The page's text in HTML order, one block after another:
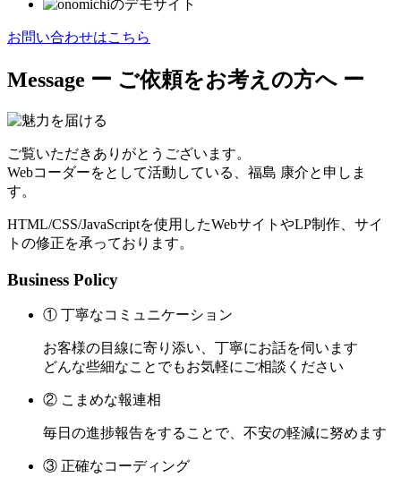
お問い合わせはこちら
Message ー ご依頼をお考えの方へ ー
ご覧いただきありがとうございます。
Webコーダーをとして活動している、福島 康介と申しま
す。
HTML/CSS/JavaScriptを使用したWebサイトやLP制作、サイ
トの修正を承っております。
Business Policy
① 丁寧なコミュニケーション
お客様の目線に寄り添い、丁寧にお話を伺います
どんな些細なことでもお気軽にご相談ください
② こまめな報連相
毎日の進捗報告をすることで、不安の軽減に努めます
③ 正確なコーディング